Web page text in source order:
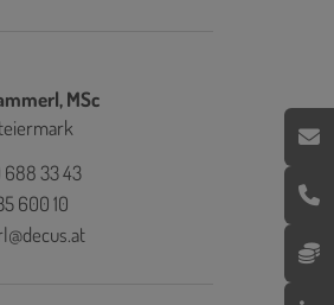
MSc
688 33 43
600 10